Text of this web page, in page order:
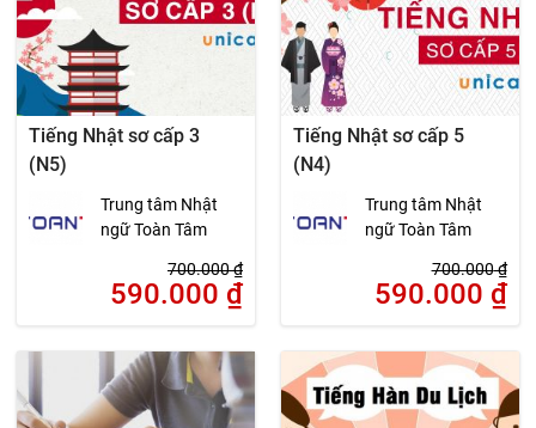
Tiếng Nhật sơ cấp 3
(N5)
Trung tâm Nhật
ngữ Toàn Tâm
700.000₫
590.000 ₫
Tiếng Nhật sơ cấp 5
(N4)
Trung tâm Nhật
ngữ Toàn Tâm
700.000₫
590.000 ₫